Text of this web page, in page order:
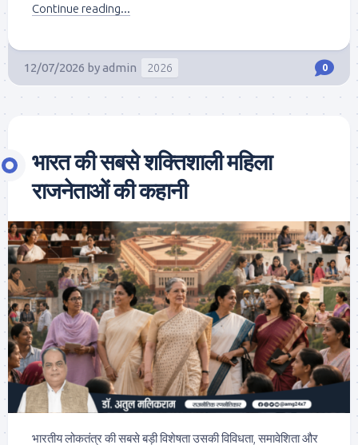
Continue reading...
12/07/2026 byadmin 2026 0
भारत की सबसे शक्तिशाली महिला
राजनेताओं की कहानी
भारतीय लोकतंत्र की सबसे बड़ी विशेषता उसकी विविधता, समावेशिता और